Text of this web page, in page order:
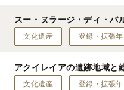
スー・ヌラージ・ディ・バ
文化遺産 登録・拡張
アクイレイアの遺跡地域と
文化遺産 登録・拡張